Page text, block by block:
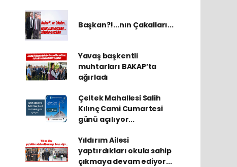
Başkan?!...nın Çakalları...
Yavaş başkentli
muhtarları BAKAP’ta
ağırladı
Çeltek Mahallesi Salih
Kılınç Cami Cumartesi
günü açılıyor...
Yıldırım Ailesi
yaptırdıkları okula sahip
çıkmaya devam ediyor...